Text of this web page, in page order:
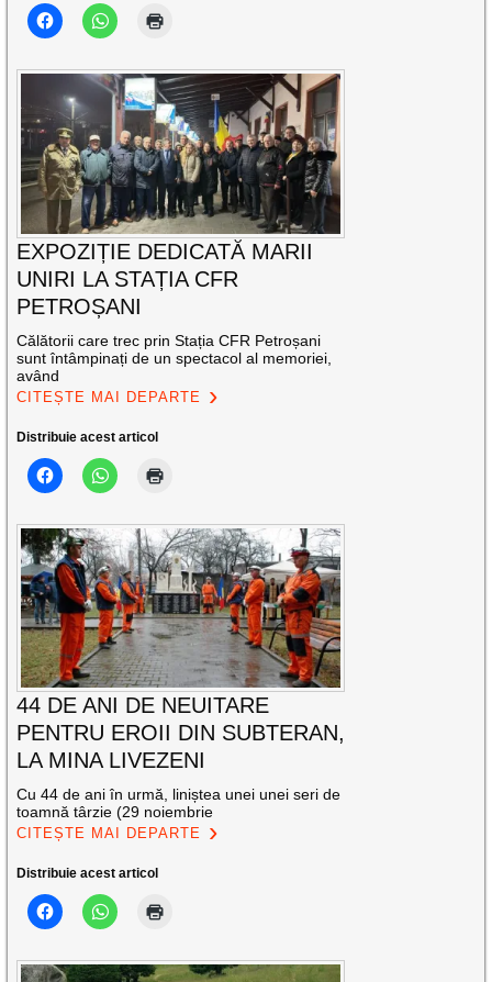
EXPOZIȚIE DEDICATĂ MARII
UNIRI LA STAȚIA CFR
PETROȘANI
Călătorii care trec prin Stația CFR Petroșani
sunt întâmpinați de un spectacol al memoriei,
având
CITEȘTE MAI DEPARTE
Distribuie acest articol
44 DE ANI DE NEUITARE
PENTRU EROII DIN SUBTERAN,
LA MINA LIVEZENI
Cu 44 de ani în urmă, liniștea unei unei seri de
toamnă târzie (29 noiembrie
CITEȘTE MAI DEPARTE
Distribuie acest articol